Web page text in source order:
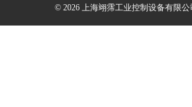
© 2026 上海翊霈工业控制设备有限